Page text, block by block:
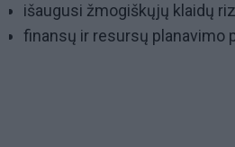
išaugusi žmogiškųjų klaidų
finansų ir resursų planavimo